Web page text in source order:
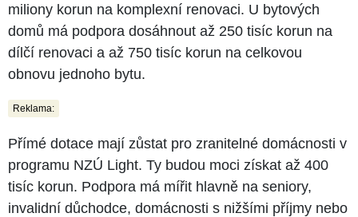
miliony korun na komplexní renovaci. U bytových
domů má podpora dosáhnout až 250 tisíc korun na
dílčí renovaci a až 750 tisíc korun na celkovou
obnovu jednoho bytu.
Reklama:
Přímé dotace mají zůstat pro zranitelné domácnosti v
programu NZÚ Light. Ty budou moci získat až 400
tisíc korun. Podpora má mířit hlavně na seniory,
invalidní důchodce, domácnosti s nižšími příjmy nebo